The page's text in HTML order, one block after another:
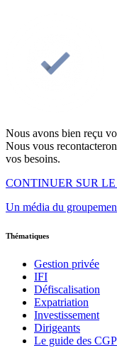
Nous avons bien reçu
Nous vous
vos besoins.
CONTINUER SUR LE
Un média du
Thématiques
Gestion privée
IFI
Défiscalisation
Expatriation
Investissement
Dirigeants
Le guide des CGP